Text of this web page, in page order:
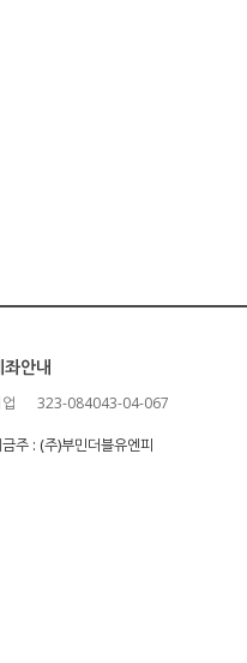
좌안내
323-084043-04-067
금주 : (주)부민더블유엔피